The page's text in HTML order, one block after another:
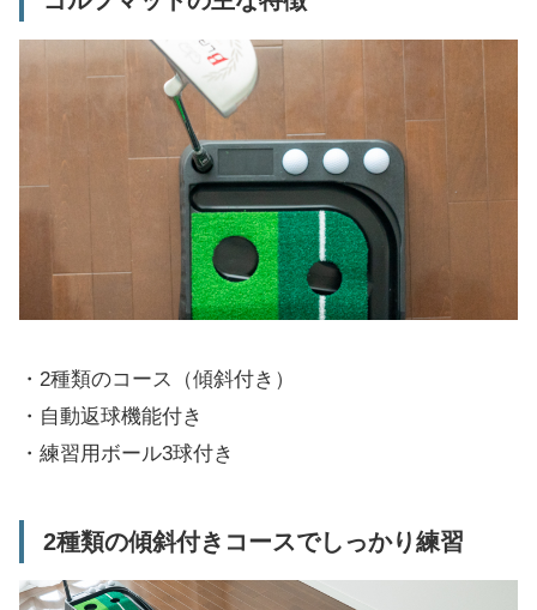
・2種類のコース（傾斜付き）
・自動返球機能付き
・練習用ボール3球付き
2種類の傾斜付きコースでしっかり練習